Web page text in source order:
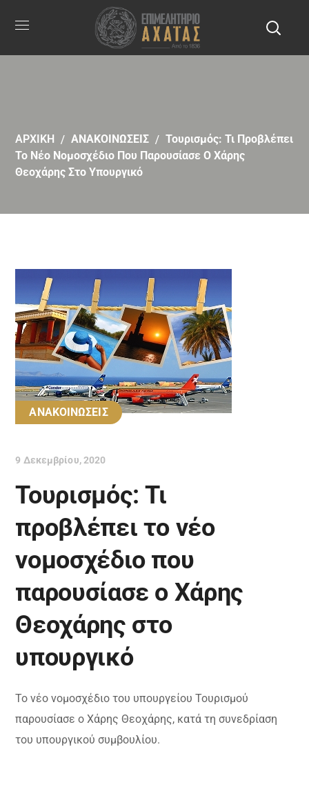
ΑΡΧΙΚΗ ΑΝΑΚΟΙΝΩΣΕΙΣ
Τουρισμός: Τι Προβλέπει
Το Νέο Νομοσχέδιο Που Παρουσίασε Ο Χάρης
Θεοχάρης Στο Υπουργικό
ΑΝΑΚΟΙΝΩΣΕΙΣ
9 Δεκεμβρίου, 2020
Τουρισμός: Τι
προβλέπει το νέο
νομοσχέδιο που
παρουσίασε ο Χάρης
Θεοχάρης στο
υπουργικό
Το νέο νομοσχέδιο του υπουργείου Τουρισμού
παρουσίασε ο Χάρης Θεοχάρης, κατά τη συνεδρίαση
του υπουργικού συμβουλίου.